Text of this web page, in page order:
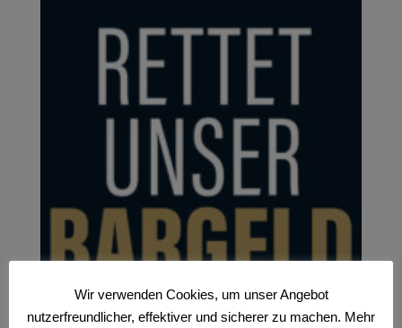
Wir verwenden Cookies, um unser Angebot
nutzerfreundlicher, effektiver und sicherer zu machen. Mehr